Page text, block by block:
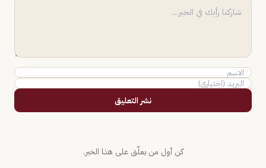
نشر التعليق
كن أول من يعلّق على هذا الخبر.